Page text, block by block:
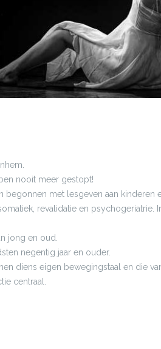
nooit meer gestopt!
begonnen met lesgeven aan kinderen
revalidatie en psychogeriatrie.
jong en oud.
negentig jaar en ouder.
diens eigen bewegingstaal en die
centraal.